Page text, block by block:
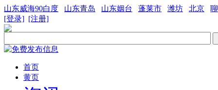
山东威海90白度 山东青岛 山东姻台 蓬莱市 潍坊 北京
[登录] [注册]
首页
黄页